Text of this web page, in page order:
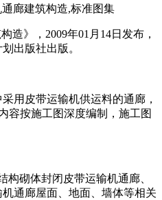
造》，2009年01月14日发布，
出版社出版。
用皮带运输机供运料的通廊，
容按施工图深度编制，施工图
构砌体封闭皮带运输机通廊、
通廊屋面、地面、墙体等相关